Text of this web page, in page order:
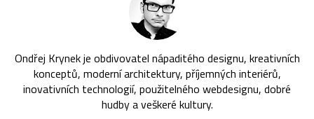
Ondřej Krynek je obdivovatel nápaditého designu, kreativních
konceptů, moderní architektury, příjemných interiérů,
inovativních technologií, použitelného webdesignu, dobré
hudby a veškeré kultury.